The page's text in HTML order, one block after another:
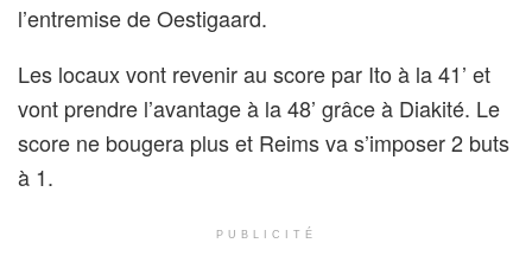
l’entremise de Oestigaard.
Les locaux vont revenir au score par Ito à la 41’ et
vont prendre l’avantage à la 48’ grâce à Diakité. Le
score ne bougera plus et Reims va s’imposer 2 buts
à 1.
PUBLICITÉ